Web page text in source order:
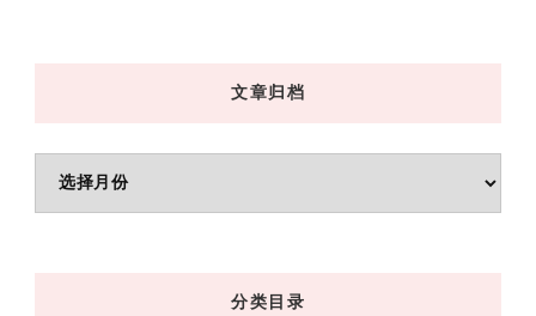
文章归档
分类目录